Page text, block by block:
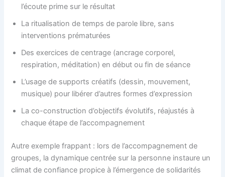
l’écoute prime sur le résultat
La ritualisation de temps de parole libre, sans
interventions prématurées
Des exercices de centrage (ancrage corporel,
respiration, méditation) en début ou fin de séance
L’usage de supports créatifs (dessin, mouvement,
musique) pour libérer d’autres formes d’expression
La co-construction d’objectifs évolutifs, réajustés à
chaque étape de l’accompagnement
Autre exemple frappant : lors de l’accompagnement de
groupes, la dynamique centrée sur la personne instaure un
climat de confiance propice à l’émergence de solidarités